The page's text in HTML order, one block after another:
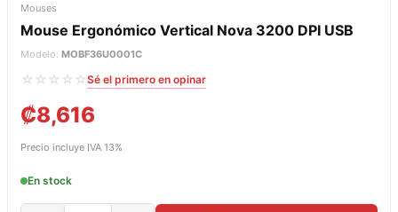
Mouses
Mouse Ergonómico Vertical Nova 3200 DPI USB
Modelo: MOBF36U0001C
☆☆☆☆☆Sé el primero en opinar
₡8,616
Precio incluye IVA 13%
En stock